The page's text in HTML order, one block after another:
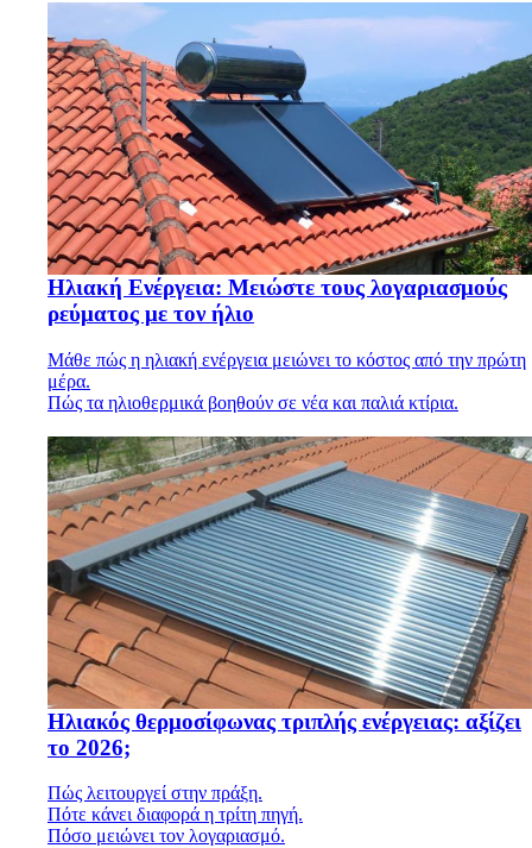
Ηλιακή Ενέργεια: Μειώστε τους λογαριασμούς
ρεύματος με τον ήλιο
Μάθε πώς η ηλιακή ενέργεια μειώνει το κόστος από την πρώτη
μέρα.
Πώς τα ηλιοθερμικά βοηθούν σε νέα και παλιά κτίρια.
Ηλιακός θερμοσίφωνας τριπλής ενέργειας: αξίζει
το 2026;
Πώς λειτουργεί στην πράξη.
Πότε κάνει διαφορά η τρίτη πηγή.
Πόσο μειώνει τον λογαριασμό.